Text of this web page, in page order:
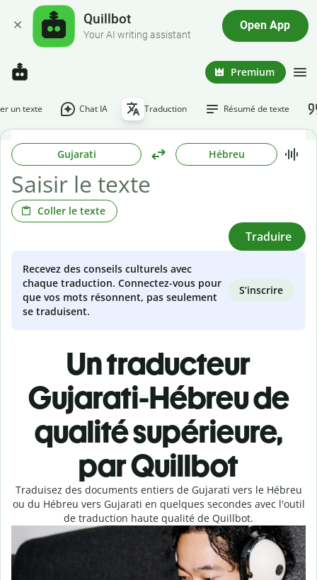
Quillbot
Your AI writing assistant
Open App
Premium
un texte Chat IA Traduction Résumé de texte
Gujarati Hébreu
Coller le texte
Traduire
Recevez des conseils culturels avec
chaque traduction. Connectez-vous pour
que vos mots résonnent, pas seulement
se traduisent.
S’inscrire
Un traducteur
Gujarati-Hébreu de
qualité supérieure,
par Quillbot
Traduisez des documents entiers de Gujarati vers le Hébreu
ou du Hébreu vers Gujarati en quelques secondes avec l'outil
de traduction haute qualité de Quillbot.